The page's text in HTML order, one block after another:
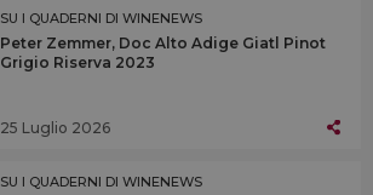
SU I QUADERNI DI WINENEWS
Peter Zemmer, Doc Alto Adige Giatl Pinot
Grigio Riserva 2023
25 Luglio 2026
SU I QUADERNI DI WINENEWS